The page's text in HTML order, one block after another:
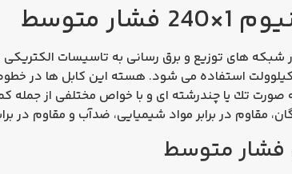
متوسط
شبکه های توزیع و برق رسانی به تاسیسات الکتریکی
صورت تك یا چندرشته ای و با خواص مختلفی از جمله
مقاوم در برابر مواد شیمیایی، ضدآب و مقاوم در
متوسط